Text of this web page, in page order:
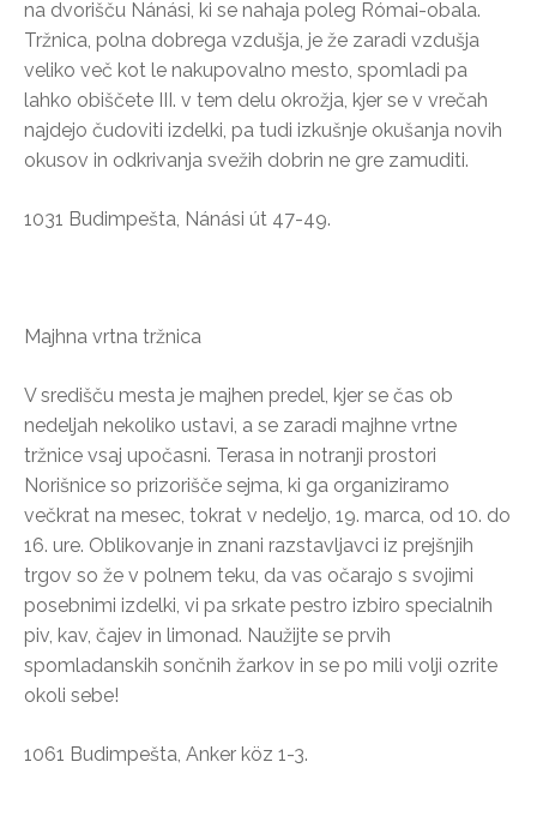
na dvorišču Nánási, ki se nahaja poleg Római-obala.
Tržnica, polna dobrega vzdušja, je že zaradi vzdušja
veliko več kot le nakupovalno mesto, spomladi pa
lahko obiščete III. v tem delu okrožja, kjer se v vrečah
najdejo čudoviti izdelki, pa tudi izkušnje okušanja novih
okusov in odkrivanja svežih dobrin ne gre zamuditi.
1031 Budimpešta, Nánási út 47-49.
Majhna vrtna tržnica
V središču mesta je majhen predel, kjer se čas ob
nedeljah nekoliko ustavi, a se zaradi majhne vrtne
tržnice vsaj upočasni. Terasa in notranji prostori
Norišnice so prizorišče sejma, ki ga organiziramo
večkrat na mesec, tokrat v nedeljo, 19. marca, od 10. do
16. ure. Oblikovanje in znani razstavljavci iz prejšnjih
trgov so že v polnem teku, da vas očarajo s svojimi
posebnimi izdelki, vi pa srkate pestro izbiro specialnih
piv, kav, čajev in limonad. Naužijte se prvih
spomladanskih sončnih žarkov in se po mili volji ozrite
okoli sebe!
1061 Budimpešta, Anker köz 1-3.